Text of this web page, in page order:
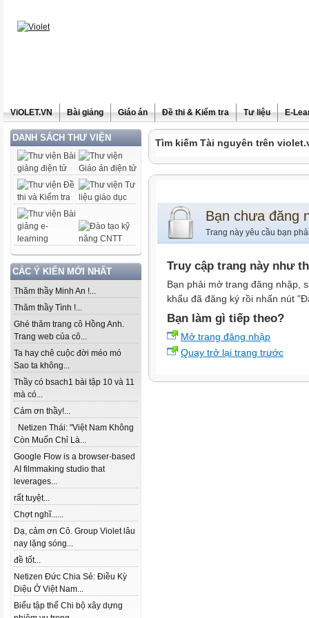
ViOLET.VN Bài giảng Giáo án Đề thi & Kiểm tra Tư liệu E-
DANH SÁCH THƯ VIỆN
CÁC Ý KIẾN MỚI NHẤT
Thăm thầy Minh An !...
Thăm thầy Tình !...
Ghé thăm trang cô Hồng Anh.
Trang web của cô...
Ta hay chê cuộc đời méo mó
Sao ta không...
Thầy có bsach1 bài tập 10 và 11
mà có...
Cảm ơn thầy!...
Netizen Thái: "Việt Nam Không
Còn Muốn Chỉ Là...
Google Flow is a browser-based
AI filmmaking studio that
leverages...
rất tuyệt...
Chợt nghĩ......
Dạ, cảm ơn Cô. Group Violet lâu
nay lặng sóng...
đề tốt...
Netizen Đức Chia Sẻ: Điều Kỳ
Diệu Ở Việt Nam...
Biểu tập thể Chi bộ xây dựng
Tìm kiếm Tài nguyên trên
Bạn chưa đăng
Trang này yêu cầu bạn
Truy cập trang này như
Bạn phải mở trang đăng nhập,
khẩu đã đăng ký rồi nhấn nút
Bạn làm gì tiếp theo?
Mở trang đăng nhập
Quay trở lại trang trước